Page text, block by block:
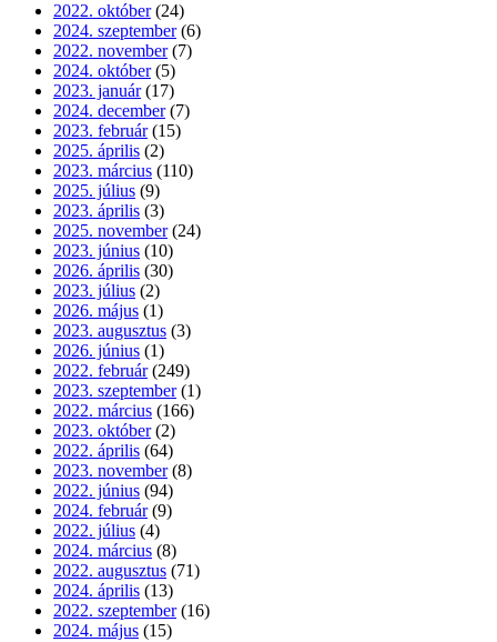
2022. október (24)
2024. szeptember (6)
2022. november (7)
2024. október (5)
2023. január (17)
2024. december (7)
2023. február (15)
2025. április (2)
2023. március (110)
2025. július (9)
2023. április (3)
2025. november (24)
2023. június (10)
2026. április (30)
2023. július (2)
2026. május (1)
2023. augusztus (3)
2026. június (1)
2022. február (249)
2023. szeptember (1)
2022. március (166)
2023. október (2)
2022. április (64)
2023. november (8)
2022. június (94)
2024. február (9)
2022. július (4)
2024. március (8)
2022. augusztus (71)
2024. április (13)
2022. szeptember (16)
2024. május (15)